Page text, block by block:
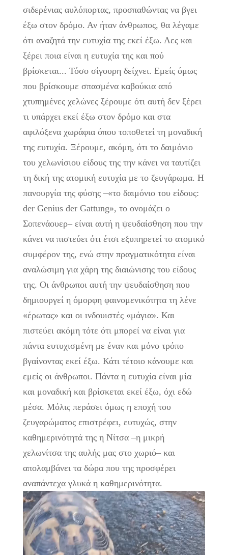
σιδερένιας αυλόπορτας, προσπαθώντας να βγει
έξω στον δρόμο. Αν ήταν άνθρωπος, θα λέγαμε
ότι αναζητά την ευτυχία της εκεί έξω. Λες και
ξέρει ποια είναι η ευτυχία της και πού
βρίσκεται... Τόσο σίγουρη δείχνει. Εμείς όμως
που βρίσκουμε σπασμένα καβούκια από
χτυπημένες χελώνες ξέρουμε ότι αυτή δεν ξέρει
τι υπάρχει εκεί έξω στον δρόμο και στα
αφιλόξενα χωράφια όπου τοποθετεί τη μοναδική
της ευτυχία. Ξέρουμε, ακόμη, ότι το δαιμόνιο
του χελωνίσιου είδους της την κάνει να ταυτίζει
τη δική της ατομική ευτυχία με το ζευγάρωμα. Η
πανουργία της φύσης –«το δαιμόνιο του είδους:
der Genius der Gattung», το ονομάζει ο
Σοπενάουερ– είναι αυτή η ψευδαίσθηση που την
κάνει να πιστεύει ότι έτσι εξυπηρετεί το ατομικό
συμφέρον της, ενώ στην πραγματικότητα είναι
αναλώσιμη για χάρη της διαιώνισης του είδους
της. Οι άνθρωποι αυτή την ψευδαίσθηση που
δημιουργεί η όμορφη φαινομενικότητα τη λένε
«έρωτας» και οι ινδουιστές «μάγια». Και
πιστεύει ακόμη τότε ότι μπορεί να είναι για
πάντα ευτυχισμένη με έναν και μόνο τρόπο
βγαίνοντας εκεί έξω. Κάτι τέτοιο κάνουμε και
εμείς οι άνθρωποι. Πάντα η ευτυχία είναι μία
και μοναδική και βρίσκεται εκεί έξω, όχι εδώ
μέσα. Μόλις περάσει όμως η εποχή του
ζευγαρώματος επιστρέφει, ευτυχώς, στην
καθημερινότητά της η Νίτσα –η μικρή
χελωνίτσα της αυλής μας στο χωριό– και
απολαμβάνει τα δώρα που της προσφέρει
αναπάντεχα γλυκά η καθημερινότητα.
Πρόγραμμα
Αναπαραγωγής
Βίντεο